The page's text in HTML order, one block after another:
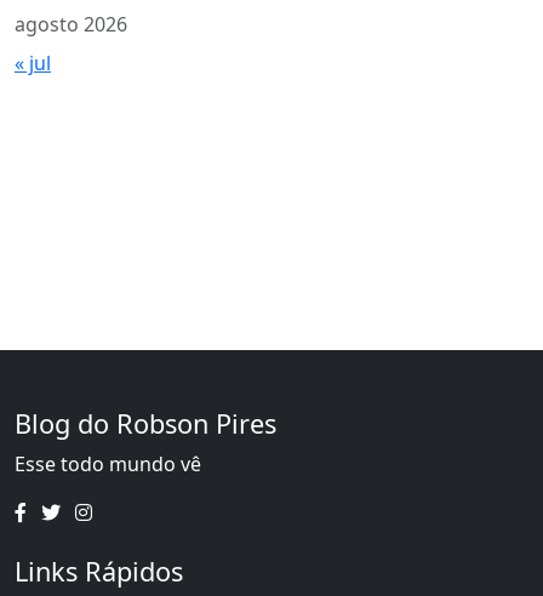
agosto 2026
« jul
Blog do Robson Pires
Esse todo mundo vê
Links Rápidos